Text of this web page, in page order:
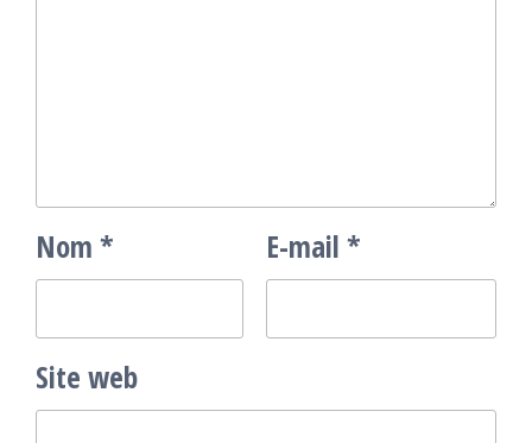
Nom * E-mail *
Site web